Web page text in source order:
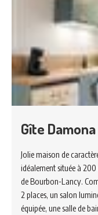
Gîte Damona
Jolie maison de
idéalement située à
de Bourbon-Lancy.
2 places, un salon
équipée, une salle de